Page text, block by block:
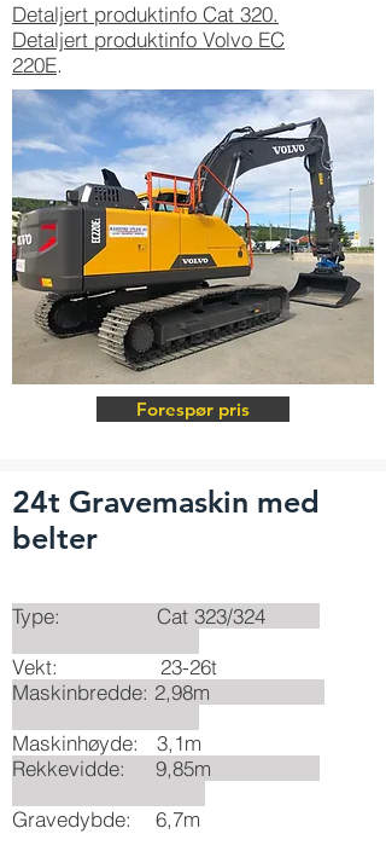
Detaljert produktinfo Cat 320.
Detaljert produktinfo Volvo EC
220E.
Forespør pris
24t Gravemaskin med
belter
Type: Cat 323/324
Vekt: 23-26t
Maskinbredde: 2,98m
Maskinhøyde: 3,1m
Rekkevidde: 9,85m
Gravedybde: 6,7m